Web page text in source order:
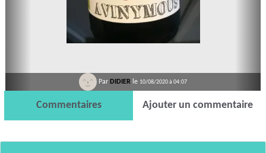
Par DIDIER le 10/08/2020 à 04:07
Commentaires Ajouter un commentaire